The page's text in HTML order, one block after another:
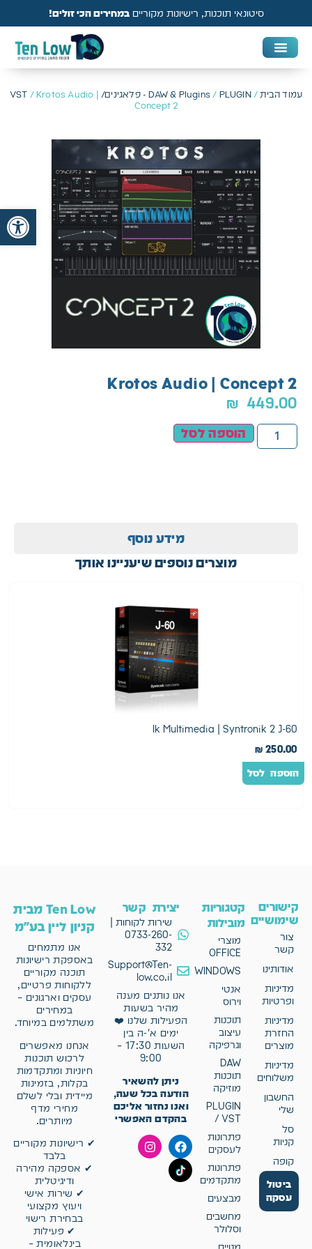
סיטונאי תוכנות, רישיונות מקורייםבמחירים הכי זולים!
עמוד הבית/
DAW & Plugins/ PLUGIN - פלאגינים/ VST
/ Krotos Audio |
Concept 2
Krotos Audio | Concept 2
₪ 449.00
הוספה לסל
מידע נוסף
מוצרים נוספים שיעניינו אותך
Ik Multimedia | Syntronik 2 J-60
₪ 250.00
הוספה לסל
קישורים
שימושיים
צור
קשר
אודותינו
מדיניות
ופרטיות
מדיניות
החזרת
מוצרים
מדיניות
משלוחים
החשבון
שלי
סל
קניות
קופה
ביטול
עסקה
קטגוריות
מובילות
מוצרי
OFFICE
WINDOWS
אנטי
וירוס
תוכנות
עיצוב
וגרפיקה
DAW
תוכנות
מוזיקה
PLUGIN
/ VST
פתרונות
לעסקים
פתרונות
מתקדמים
מבצעים
מחשבים
וסלולר
יצירת קשר
שירות לקוחות |
0733-260-
332
Support@Ten-
low.co.il
אנו נותנים מענה
מהיר בשעות
הפעילות שלנו ❤️
ימים א'-ה בין
השעות 17:30 –
9:00
ניתן להשאיר
הודעה בכל שעה,
ואנו נחזור אליכם
בהקדם האפשרי
Ten Low מבית
קניון ליין בע"מ
אנו מתמחים
באספקת רישיונות
תוכנה מקוריים
ללקוחות פרטיים,
עסקים וארגונים –
במחירים
משתלמים במיוחד.
אנחנו מאפשרים
לרכוש תוכנות
חיוניות ומתקדמות
בקלות, בזמינות
מיידית ובלי לשלם
מחירי מדף
מיותרים.
✔ רישיונות מקוריים
בלבד
✔ אספקה מהירה
ודיגיטלית
✔ שירות אישי
ויעוץ מקצועי
בבחירת רישוי
✔ פעילות
בינלאומית –